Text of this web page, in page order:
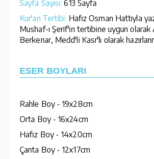
Sayfa Sayısı: 613 Sayfa
Kur'an Tertibi: Hafız Osman Hattıyla
Mushaf-ı Şerif'in tertibine uygun
Berkenar, Medd'li Kasr'lı olarak
ESER BOYLARI
Rahle Boy - 19x28cm
Orta Boy - 16x24cm
Hafız Boy - 14x20cm
Çanta Boy - 12x17cm